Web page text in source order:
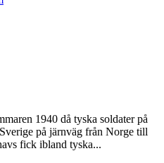
1940 då tyska soldater på
på järnväg från Norge till
fick ibland tyska...